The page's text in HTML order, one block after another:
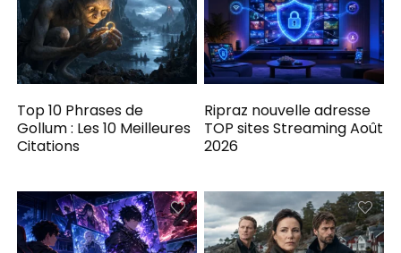
Top 10 Phrases de
Gollum : Les 10 Meilleures
Citations
Ripraz nouvelle adresse
TOP sites Streaming Août
2026